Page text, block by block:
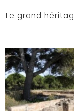
Le grand